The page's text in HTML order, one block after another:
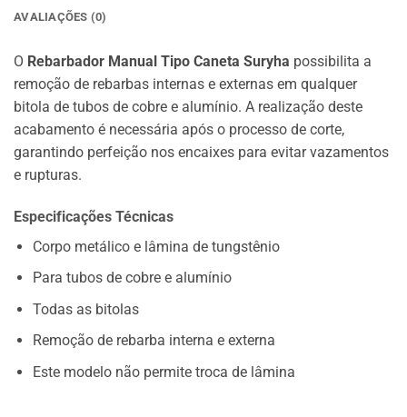
AVALIAÇÕES (0)
O Rebarbador Manual Tipo Caneta Suryha possibilita a
remoção de rebarbas internas e externas em qualquer
bitola de tubos de cobre e alumínio. A realização deste
acabamento é necessária após o processo de corte,
garantindo perfeição nos encaixes para evitar vazamentos
e rupturas.
Especificações Técnicas
Corpo metálico e lâmina de tungstênio
Para tubos de cobre e alumínio
Todas as bitolas
Remoção de rebarba interna e externa
Este modelo não permite troca de lâmina